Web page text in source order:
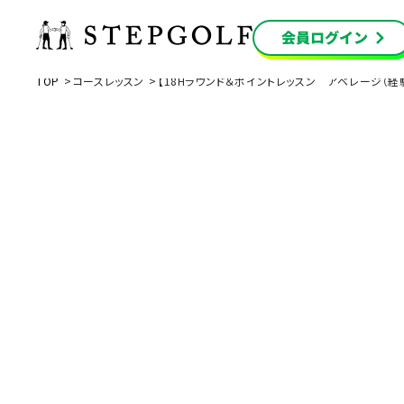
TOP コースレッスン 【18Hラウンド＆ポイントレッスン アベレージ（経